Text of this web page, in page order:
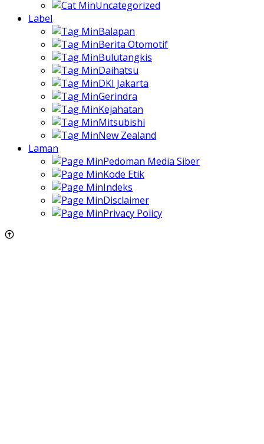
Uncategorized
Label
Balapan
Berita Otomotif
Bulutangkis
Daihatsu
DKI Jakarta
Gerindra
Kejahatan
Mitsubishi
New Zealand
Laman
Pedoman Media Siber
Kode Etik
Indeks
Disclaimer
Privacy Policy